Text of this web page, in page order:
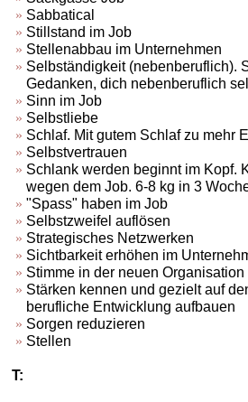
Sabbatical
Stillstand im Job
Stellenabbau im Unternehmen
Selbständigkeit (nebenberuflich).
Gedanken, dich nebenberuflich
Sinn im Job
Selbstliebe
Schlaf. Mit gutem Schlaf zu mehr
Selbstvertrauen
Schlank werden beginnt im Kopf.
wegen dem Job. 6-8 kg in 3
"Spass" haben im Job
Selbstzweifel auflösen
Strategisches Netzwerken
Sichtbarkeit erhöhen im
Stimme in der neuen Organisation
Stärken kennen und gezielt auf
berufliche Entwicklung aufbauen
Sorgen reduzieren
Stellen
T: